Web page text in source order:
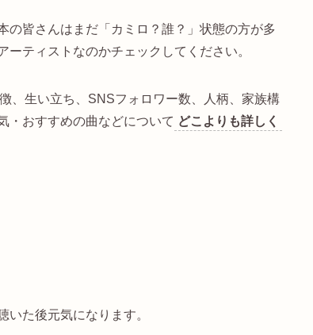
の皆さんはまだ「カミロ？誰？」状態の方が多
ティストなのかチェックしてください。
、生い立ち、SNSフォロワー数、人柄、家族構
・おすすめの曲などについて どこよりも詳しく
た後元気になります。